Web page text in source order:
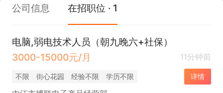
公司信息 在招职位 · 1
电脑,弱电技术人员（朝九晚六+社保）
3000-15000元/月
11分钟前
不限 街心花园 经验不限 学历不限 详情